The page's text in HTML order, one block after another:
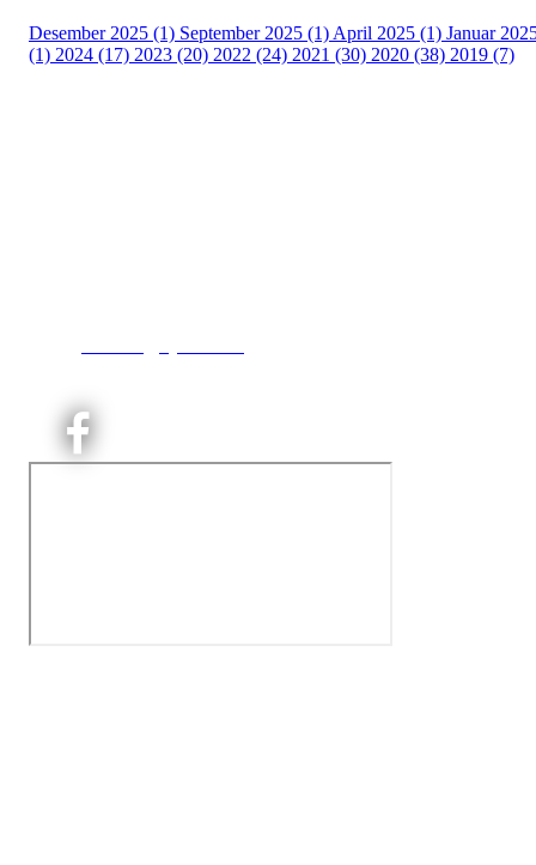
Desember 2025 (1) September 2025 (1) April 2025 (1) Januar
(1) 2024 (17) 2023 (20) 2022 (24) 2021 (30) 2020 (38) 2019 (7)